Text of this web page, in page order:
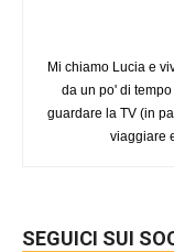
Mi chiamo Lucia e
da un po' di
guardare la TV (in
viaggiare
SEGUICI SUI